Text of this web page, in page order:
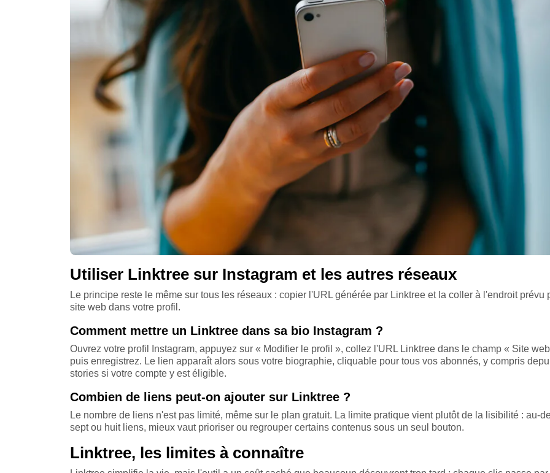
Utiliser Linktree sur Instagram et les autres réseaux
Le principe reste le même sur tous les réseaux : copier l'URL générée par Linktree et la coller à l'endroit prévu
site web dans votre profil.
Comment mettre un Linktree dans sa bio Instagram ?
Ouvrez votre profil Instagram, appuyez sur « Modifier le profil », collez l'URL Linktree dans le champ « Site
puis enregistrez. Le lien apparaît alors sous votre biographie, cliquable pour tous vos abonnés, y compris
stories si votre compte y est éligible.
Combien de liens peut-on ajouter sur Linktree ?
Le nombre de liens n'est pas limité, même sur le plan gratuit. La limite pratique vient plutôt de la lisibilité : au-
sept ou huit liens, mieux vaut prioriser ou regrouper certains contenus sous un seul bouton.
Linktree, les limites à connaître